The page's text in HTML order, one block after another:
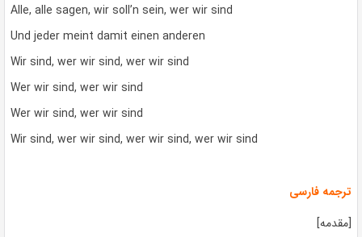
Alle, alle sagen, wir soll’n sein, wer wir sind
Und jeder meint damit einen anderen
Wir sind, wer wir sind, wer wir sind
Wer wir sind, wer wir sind
Wer wir sind, wer wir sind
Wir sind, wer wir sind, wer wir sind, wer wir sind
ترجمه فارسی
[مقدمه]